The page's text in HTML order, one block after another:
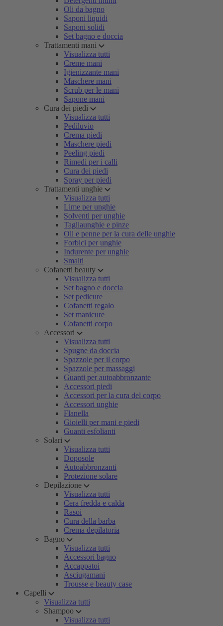
Oli da bagno
Saponi liquidi
Saponi solidi
Set bagno e doccia
Trattamenti mani
Visualizza tutti
Creme mani
Igienizzante mani
Maschere mani
Scrub per le mani
Sapone mani
Cura dei piedi
Visualizza tutti
Pediluvio
Crema piedi
Maschere piedi
Peeling piedi
Rimedi per i calli
Cura dei piedi
Spray per piedi
Trattamenti unghie
Visualizza tutti
Lime per unghie
Solventi per unghie
Tagliaunghie e pinze
Oli e penne per la cura delle unghie
Forbici per unghie
Indurente per unghie
Smalti
Cofanetti beauty
Visualizza tutti
Set bagno e doccia
Set pedicure
Cofanetti regalo
Set manicure
Cofanetti corpo
Accessori
Visualizza tutti
Spugne da doccia
Spazzole per il corpo
Spazzole per massaggi
Guanti per autoabbronzante
Accessori piedi
Accessori per la cura del corpo
Accessori unghie
Flanella
Gioielli per mani e piedi
Guanti esfolianti
Solari
Visualizza tutti
Doposole
Autoabbronzanti
Protezione solare
Depilazione
Visualizza tutti
Cera fredda e calda
Rasoi
Cura della barba
Crema depilatoria
Bagno
Visualizza tutti
Accessori bagno
Accappatoi
Asciugamani
Trousse e beauty case
Capelli
Visualizza tutti
Shampoo
Visualizza tutti